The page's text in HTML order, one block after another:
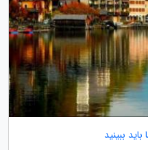
ببینید